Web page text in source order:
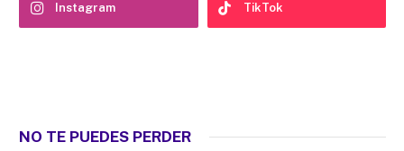
Instagram TikTok
NO TE PUEDES PERDER